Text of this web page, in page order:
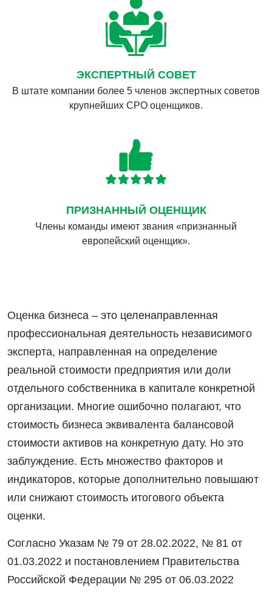
ЭКСПЕРТНЫЙ СОВЕТ
В штате компании более 5 членов экспертных советов
крупнейших СРО оценщиков.
ПРИЗНАННЫЙ ОЦЕНЩИК
Члены команды имеют звания «признанный
европейский оценщик».
Оценка бизнеса – это целенаправленная
профессиональная деятельность независимого
эксперта, направленная на определение
реальной стоимости предприятия или доли
отдельного собственника в капитале конкретной
организации. Многие ошибочно полагают, что
стоимость бизнеса эквивалента балансовой
стоимости активов на конкретную дату. Но это
заблуждение. Есть множество факторов и
индикаторов, которые дополнительно повышают
или снижают стоимость итогового объекта
оценки.
Согласно Указам № 79 от 28.02.2022, № 81 от
01.03.2022 и постановлением Правительства
Российской Федерации № 295 от 06.03.2022